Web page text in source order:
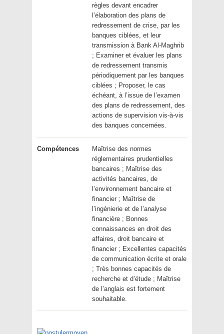
règles devant encadrer
l’élaboration des plans de
redressement de crise, par les
banques ciblées, et leur
transmission à Bank Al-Maghrib
; Examiner et évaluer les plans
de redressement transmis
périodiquement par les banques
ciblées ; Proposer, le cas
échéant, à l’issue de l’examen
des plans de redressement, des
actions de supervision vis-à-vis
des banques concernées.
Compétences
Maîtrise des normes
réglementaires prudentielles
bancaires ; Maîtrise des
activités bancaires, de
l’environnement bancaire et
financier ; Maîtrise de
l’ingénierie et de l’analyse
financière ; Bonnes
connaissances en droit des
affaires, droit bancaire et
financier ; Excellentes capacités
de communication écrite et orale
; Très bonnes capacités de
recherche et d’étude ; Maîtrise
de l’anglais est fortement
souhaitable.